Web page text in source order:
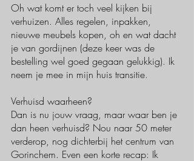
Oh wat komt er toch veel kijken bij
verhuizen. Alles regelen, inpakken,
nieuwe meubels kopen, oh en wat dacht
je van gordijnen (deze keer was de
bestelling wel goed gegaan gelukkig). Ik
neem je mee in mijn huis transitie.
Verhuisd waarheen?
Dan is nu jouw vraag, maar waar ben je
dan heen verhuisd? Nou naar 50 meter
verderop, nog dichterbij het centrum van
Gorinchem. Even een korte recap: Ik